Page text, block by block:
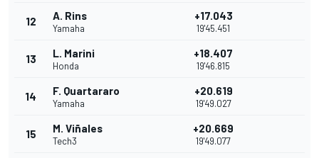
12 A. Rins
Yamaha
+17.043
19'45.451
13 L. Marini
Honda
+18.407
19'46.815
14 F. Quartararo
Yamaha
+20.619
19'49.027
15 M. Viñales
Tech3
+20.669
19'49.077